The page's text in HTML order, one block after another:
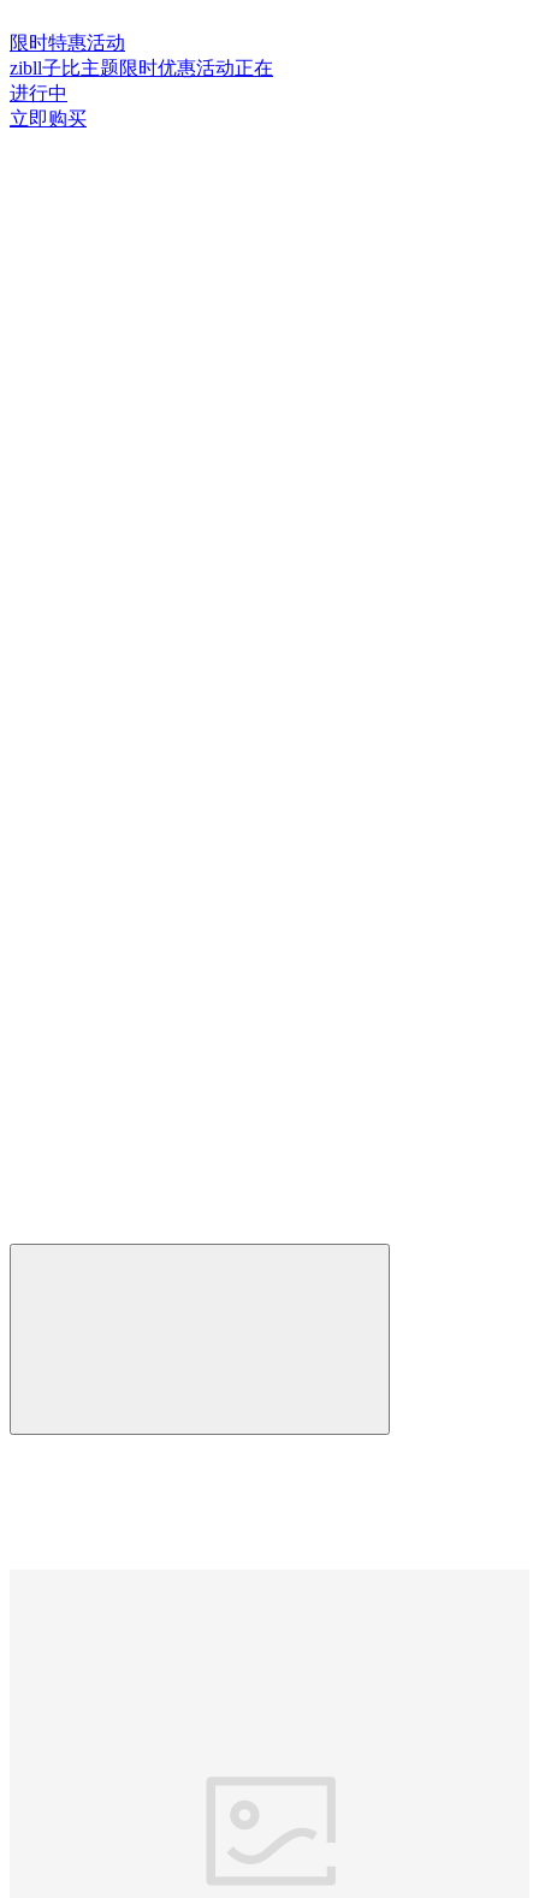
限时特惠活动
zibll子比主题限时优惠活动正在
进行中
立即购买